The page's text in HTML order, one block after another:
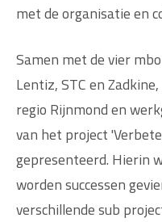
met de organisatie en
Samen met de vier
Lentiz, STC en
regio Rijnmond en
van het project
gepresenteerd. Hierin
worden successen
verschillende sub